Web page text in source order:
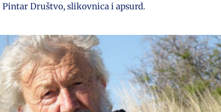
Pintar Društvo, slikovnica i apsurd.